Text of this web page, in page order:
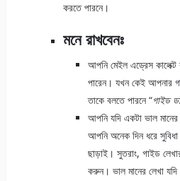
করতে পারনে।
মনে রাখবেনঃ
আপনি মেইল এড্রেস
পারেন। যখন কেই আপনার
তাকে বলতে পারনে “গাইড
আপনি যদি একটা ভাল
আপনি অনেক দিন ধরে
ছাড়াই। সুতরাং, গাইড
করুন। ভাল মানের লেখা যদি